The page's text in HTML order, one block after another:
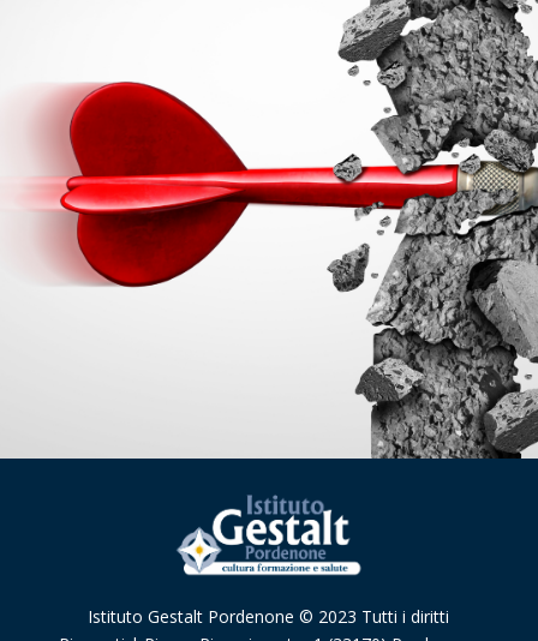
Istituto Gestalt Pordenone © 2023 Tutti i diritti